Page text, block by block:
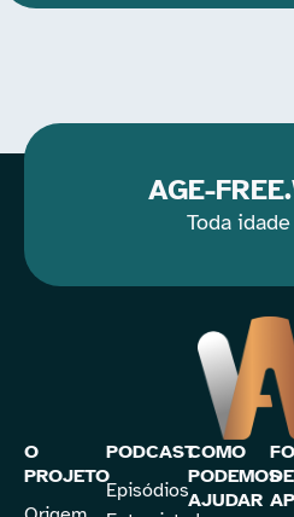
AGE-
Toda
O
PROJETO
PODCAST
Episódios
COMO
PODEMOS
AJUDAR
DE